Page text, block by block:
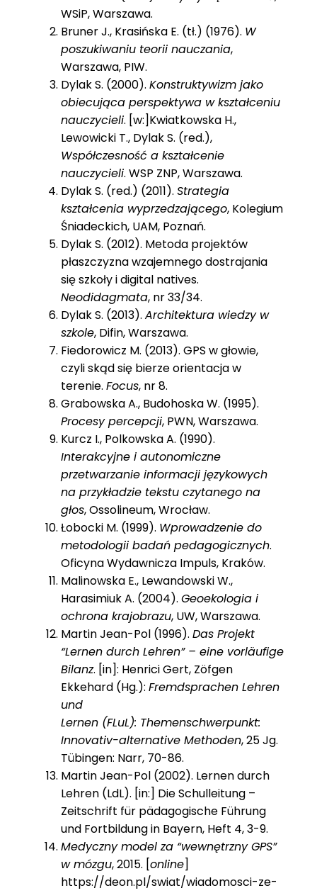
WSiP, Warszawa.
Bruner J., Krasińska E. (tł.) (1976). W
poszukiwaniu teorii nauczania,
Warszawa, PIW.
Dylak S. (2000). Konstruktywizm jako
obiecująca perspektywa w kształceniu
nauczycieli. [w:]Kwiatkowska H.,
Lewowicki T., Dylak S. (red.),
Współczesność a kształcenie
nauczycieli. WSP ZNP, Warszawa.
Dylak S. (red.) (2011). Strategia
kształcenia wyprzedzającego, Kolegium
Śniadeckich, UAM, Poznań.
Dylak S. (2012). Metoda projektów
płaszczyzna wzajemnego dostrajania
się szkoły i digital natives.
Neodidagmata, nr 33/34.
Dylak S. (2013). Architektura wiedzy w
szkole, Difin, Warszawa.
Fiedorowicz M. (2013). GPS w głowie,
czyli skąd się bierze orientacja w
terenie. Focus, nr 8.
Grabowska A., Budohoska W. (1995).
Procesy percepcji, PWN, Warszawa.
Kurcz I., Polkowska A. (1990).
Interakcyjne i autonomiczne
przetwarzanie informacji językowych
na przykładzie tekstu czytanego na
głos, Ossolineum, Wrocław.
Łobocki M. (1999). Wprowadzenie do
metodologii badań pedagogicznych.
Oficyna Wydawnicza Impuls, Kraków.
Malinowska E., Lewandowski W.,
Harasimiuk A. (2004). Geoekologia i
ochrona krajobrazu, UW, Warszawa.
Martin Jean-Pol (1996). Das Projekt
“Lernen durch Lehren” – eine vorläufige
Bilanz. [in]: Henrici Gert, Zöfgen
Ekkehard (Hg.): Fremdsprachen Lehren
und
Lernen (FLuL): Themenschwerpunkt:
Innovativ-alternative Methoden, 25 Jg.
Tübingen: Narr, 70-86.
Martin Jean-Pol (2002). Lernen durch
Lehren (LdL). [in:] Die Schulleitung –
Zeitschrift für pädagogische Führung
und Fortbildung in Bayern, Heft 4, 3-9.
Medyczny model za “wewnętrzny GPS”
w mózgu, 2015. [online]
https://deon.pl/swiat/wiadomosci-ze-